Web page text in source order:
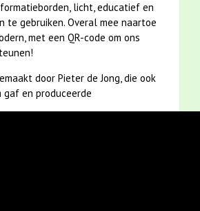
licht, educatief en
te gebruiken. Overal mee naartoe
met een QR-code om ons
door Pieter de Jong, die ook
gaf en produceerde